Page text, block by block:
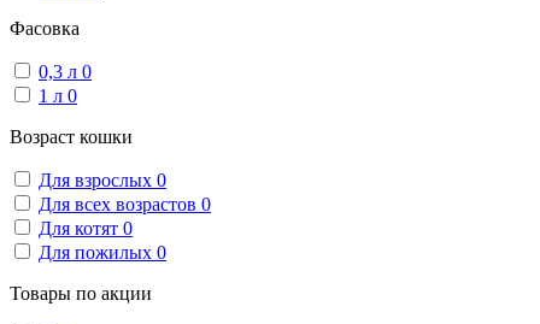
Фасовка
0,3 л 0
1 л 0
Возраст кошки
Для взрослых 0
Для всех возрастов 0
Для котят 0
Для пожилых 0
Товары по акции